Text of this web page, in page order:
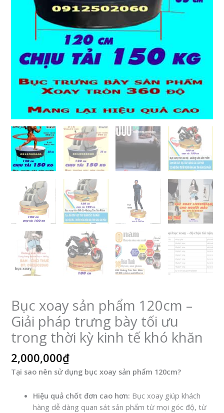
Bục xoay sản phẩm 120cm –
Giải pháp trưng bày tối ưu
trong thời kỳ kinh tế khó khăn
2,000,000₫
Tại sao nên sử dụng bục xoay sản phẩm 120cm?
Hiệu quả chốt đơn cao hơn: Bục xoay giúp khách
hàng dễ dàng quan sát sản phẩm từ mọi góc độ, từ